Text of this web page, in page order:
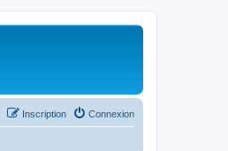
Connexion
Inscription